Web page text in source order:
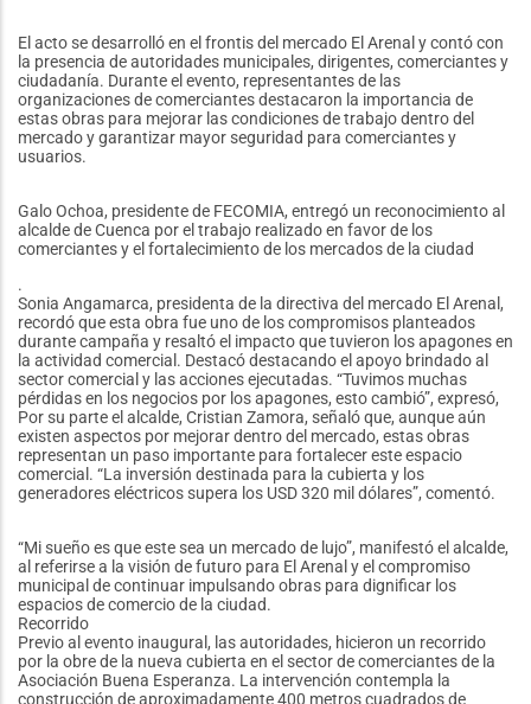
El acto se desarrolló en el frontis del mercado El Arenal y contó con
la presencia de autoridades municipales, dirigentes, comerciantes y
ciudadanía. Durante el evento, representantes de las
organizaciones de comerciantes destacaron la importancia de
estas obras para mejorar las condiciones de trabajo dentro del
mercado y garantizar mayor seguridad para comerciantes y
usuarios.
Galo Ochoa, presidente de FECOMIA, entregó un reconocimiento al
alcalde de Cuenca por el trabajo realizado en favor de los
comerciantes y el fortalecimiento de los mercados de la ciudad
.
Sonia Angamarca, presidenta de la directiva del mercado El Arenal,
recordó que esta obra fue uno de los compromisos planteados
durante campaña y resaltó el impacto que tuvieron los apagones en
la actividad comercial. Destacó destacando el apoyo brindado al
sector comercial y las acciones ejecutadas. “Tuvimos muchas
pérdidas en los negocios por los apagones, esto cambió”, expresó,
Por su parte el alcalde, Cristian Zamora, señaló que, aunque aún
existen aspectos por mejorar dentro del mercado, estas obras
representan un paso importante para fortalecer este espacio
comercial. “La inversión destinada para la cubierta y los
generadores eléctricos supera los USD 320 mil dólares”, comentó.
“Mi sueño es que este sea un mercado de lujo”, manifestó el alcalde,
al referirse a la visión de futuro para El Arenal y el compromiso
municipal de continuar impulsando obras para dignificar los
espacios de comercio de la ciudad.
Recorrido
Previo al evento inaugural, las autoridades, hicieron un recorrido
por la obre de la nueva cubierta en el sector de comerciantes de la
Asociación Buena Esperanza. La intervención contempla la
construcción de aproximadamente 400 metros cuadrados de